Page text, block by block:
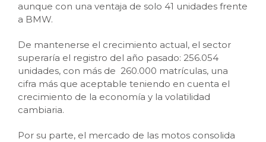
aunque con una ventaja de solo 41 unidades frente
a BMW.
De mantenerse el crecimiento actual, el sector
superaría el registro del año pasado: 256.054
unidades, con más de 260.000 matrículas, una
cifra más que aceptable teniendo en cuenta el
crecimiento de la economía y la volatilidad
cambiaria.
Por su parte, el mercado de las motos consolida